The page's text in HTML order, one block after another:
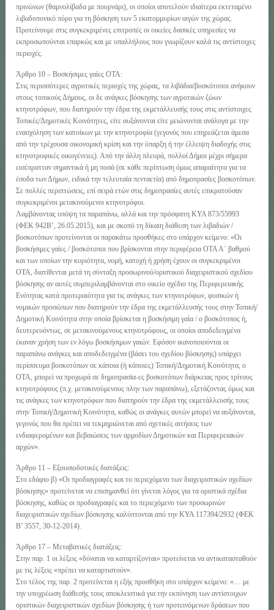
πρινώνων (θαμνολίβαδα με πουρνάρι), οι οποίοι αποτελούν ιδιαίτερα εκτεταμένο
λιβαδοπονικό πόρο για τη βόσκηση των 5 εκατομμυρίων αιγών της χώρας.
Προτείνουμε στις συγκεκριμένες επιτροπές οι οικείες δασικές υπηρεσίες να
εκπροσωπούνται επαρκώς και με υπαλλήλους που γνωρίζουν καλά τις αντίστοιχες
περιοχές.
Άρθρο 10 – Βοσκήσιμες γαίες ΟΤΑ:
Στις περισσότερες αγροτικές περιοχές της χώρας, τα λιβάδια/βοσκότοποι ανήκουν
στους τοπικούς Δήμους, οι δε ανάγκες βόσκησης των αγροτικών ζώων
κτηνοτρόφων, που διατηρούν την έδρα της εκμετάλλευσής τους στις αντίστοιχες
Τοπικές/Δημοτικές Κοινότητες, είτε αυξάνονται είτε μειώνονται ανάλογα με την
ενασχόληση των κατοίκων με την κτηνοτροφία (γεγονός που επηρεάζεται άμεσα
από την τρέχουσα οικονομική κρίση και την ύπαρξη ή την έλλειψη διαδοχής στις
κτηνοτροφικές οικογένειες). Από την άλλη πλευρά, πολλοί Δήμοι μέχρι σήμερα
εισέπρατταν σημαντικά ή μη ποσά (σε κάθε περίπτωση όμως απαραίτητα για τα
έσοδα των Δήμων, ειδικά την τελευταία πενταετία) από δημοπρασίες βοσκοτόπων.
Σε πολλές περιπτώσεις, επί σειρά ετών στις δημοπρασίες αυτές επικρατούσαν
συγκεκριμένοι μετακινούμενοι κτηνοτρόφοι.
Λαμβάνοντας υπόψη τα παραπάνω, αλλά και την πρόσφατη ΚΥΑ 873/55993
(ΦΕΚ 942Β’, 26.05.2015), και με σκοπό τη δίκαιη διάθεση των λιβαδιών /
βοσκοτόπων προτείνονται οι παρακάτω προσθήκες στο υπάρχον κείμενο: «Οι
βοσκήσιμες γαίες / βοσκότοποι που βρίσκονται στην περιφέρεια ΟΤΑ Α΄ βαθμού
και των οποίων την κυριότητα, νομή, κατοχή ή χρήση έχουν οι συγκεκριμένοι
ΟΤΑ, διατίθενται μετά τη σύνταξη προσωρινού/οριστικού διαχειριστικού σχεδίου
βόσκησης αν αυτές συμπεριλαμβάνονται στο οικείο σχέδιο της Περιφερειακής
Ενότητας κατά προτεραιότητα για τις ανάγκες των κτηνοτρόφων, φυσικών ή
νομικών προσώπων που διατηρούν την έδρα της εκμετάλλευσής τους στην Τοπική/
Δημοτική Κοινότητα στην οποία βρίσκεται η βοσκήσιμη γαία / ο βοσκότοπος ή,
δευτερευόντως, σε μετακινούμενους κτηνοτρόφους, οι οποίοι αποδεδειγμένα
έκαναν χρήση των εν λόγω βοσκήσιμων γαιών. Εφόσον ικανοποιούνται οι
παραπάνω ανάγκες και αποδεδειγμένα (βάσει του σχεδίου βόσκησης) υπάρχει
περίσσευμα βοσκοτόπων σε κάποια (ή κάποιες) Τοπική/Δημοτική Κοινότητα, ο
ΟΤΑ, μπορεί να προχωρά σε δημοπρασία-ες βοσκοτόπων διάρκειας προς τρίτους
κτηνοτρόφους (π.χ. μετακινούμενους πλην των παραπάνω), εξετάζοντας όμως και
τις ανάγκες των κτηνοτρόφων που διατηρούν την έδρα της εκμετάλλευσής τους
στην Τοπική/Δημοτική Κοινότητα, καθώς οι ανάγκες αυτών μπορεί να αυξάνονται,
γεγονός που θα πρέπει να τεκμηριώνεται από σχετικές αιτήσεις των
ενδιαφερομένων και βεβαιώσεις των αρμοδίων Δημοτικών και Περιφερειακών
αρχών».
Άρθρο 11 – Εξουσιοδοτικές διατάξεις:
Στο εδάφιο β) «Οι προδιαγραφές και το περιεχόμενο των διαχειριστικών σχεδίων
βόσκησης» προτείνεται να επισημανθεί ότι γίνεται λόγος για τα οριστικά σχέδια
βόσκησης, καθώς οι προδιαγραφές και το περιεχόμενο των προσωρινών
διαχειριστικών σχεδίων βόσκησης καλύπτονται από την ΚΥΑ 117394/2932 (ΦΕΚ
Β’ 3557, 30-12-2014).
Άρθρο 17 – Μεταβατικές διατάξεις:
Στην παρ. 1 οι λέξεις «δύναται να καταρτίζονται» προτείνεται να αντικατασταθούν
με τις λέξεις «πρέπει να καταρτιστούν».
Στο τέλος της παρ. 2 προτείνεται η εξής προσθήκη στο υπάρχον κείμενο: «… με
την υποχρέωση διάθεσής τους αποκλειστικά για την εκπόνηση των αντίστοιχων
οριστικών διαχειριστικών σχεδίων βόσκησης ή των προτεινόμενων δράσεων που